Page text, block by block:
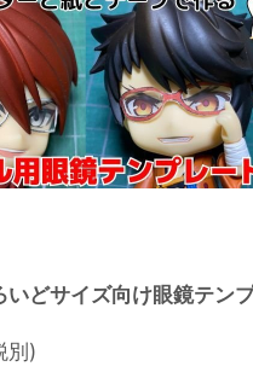
いどサイズ向け眼鏡テン
別)